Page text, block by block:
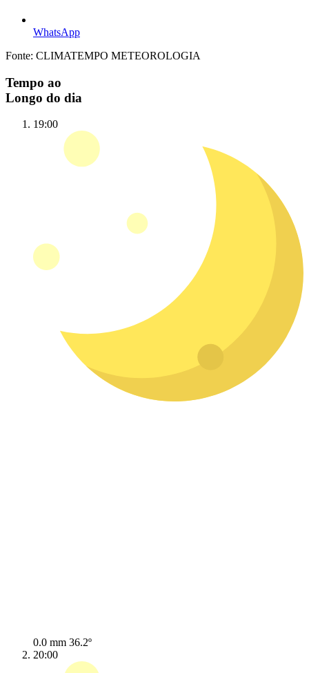
WhatsApp
Fonte: CLIMATEMPO METEOROLOGIA
Tempo ao
Longo do dia
19:00
0.0 mm 36.2º
20:00